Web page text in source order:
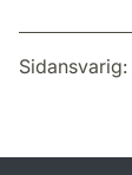
Sidansvarig: